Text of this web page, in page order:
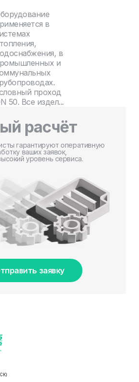
в
в
и
проход
50. Все издел...
расчёт
гарантируют оперативную
ваших заявок,
уровень сервиса.
заявку